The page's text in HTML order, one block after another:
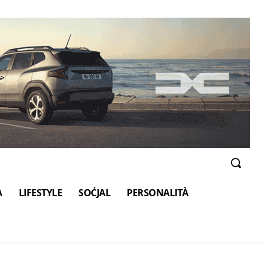
LIFESTYLE SOĊJAL PERSONALITÀ